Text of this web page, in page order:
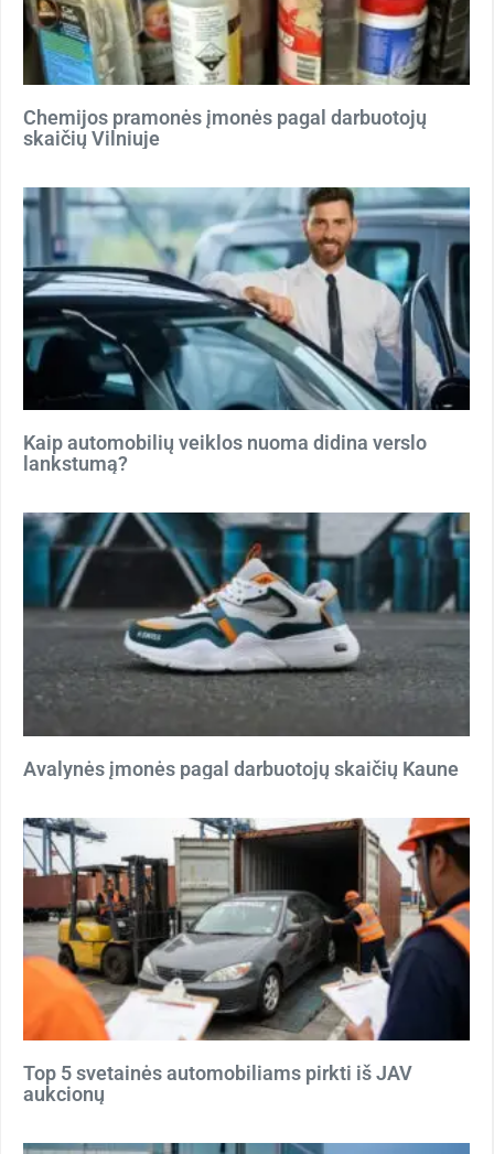
Chemijos pramonės įmonės pagal darbuotojų
skaičių Vilniuje
Kaip automobilių veiklos nuoma didina verslo
lankstumą?
Avalynės įmonės pagal darbuotojų skaičių Kaune
Top 5 svetainės automobiliams pirkti iš JAV
aukcionų